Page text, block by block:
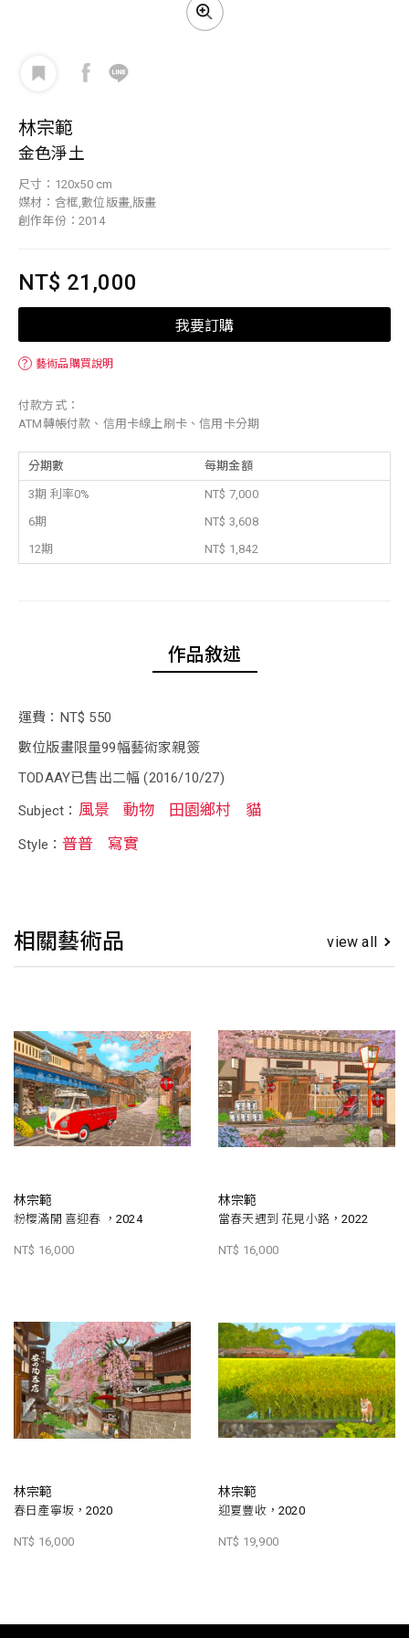
林宗範
金色淨土
尺寸：120x50 cm
媒材：含框,數位版畫,版畫
創作年份：2014
NT$ 21,000
我要訂購
？ 藝術品購買說明
付款方式：
ATM轉帳付款、信用卡線上刷卡、信用卡分期
分期數 每期金額
3期 利率0%
NT$ 7,000
6期
NT$ 3,608
12期
NT$ 1,842
作品敘述
運費：NT$ 550
數位版畫限量99幅藝術家親簽
TODAAY已售出二幅 (2016/10/27)
Subject： 風景 動物 田園鄉村 貓
Style：普普 寫實
相關藝術品 view all
林宗範
粉櫻滿開 喜迎春 ，2024
NT$ 16,000
林宗範
當春天遇到 花見小路，2022
NT$ 16,000
林宗範
春日產寧坂，2020
NT$ 16,000
林宗範
迎夏豐收，2020
NT$ 19,900